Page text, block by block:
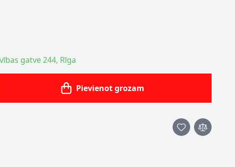
gatve 244, Rīga
Pievienot grozam